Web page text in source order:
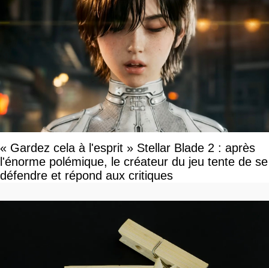
« Gardez cela à l'esprit » Stellar Blade 2 : après
l'énorme polémique, le créateur du jeu tente de se
défendre et répond aux critiques